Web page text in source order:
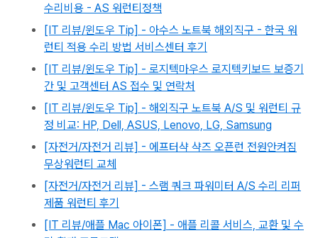
수리비용 - AS 워런티정책
[IT 리뷰/윈도우 Tip] - 아수스 노트북 해외직구 - 한국 워
런티 적용 수리 방법 서비스센터 후기
[IT 리뷰/윈도우 Tip] - 로지텍마우스 로지텍키보드 보증기
간 및 고객센터 AS 접수 및 연락처
[IT 리뷰/윈도우 Tip] - 해외직구 노트북 A/S 및 워런티 규
정 비교: HP, Dell, ASUS, Lenovo, LG, Samsung
[자전거/자전거 리뷰] - 에프터샥 샥즈 오픈런 전원안켜짐
무상워런티 교체
[자전거/자전거 리뷰] - 스램 쿼크 파워미터 A/S 수리 리퍼
제품 워런티 후기
[IT 리뷰/애플 Mac 아이폰] - 애플 리콜 서비스, 교환 및 수